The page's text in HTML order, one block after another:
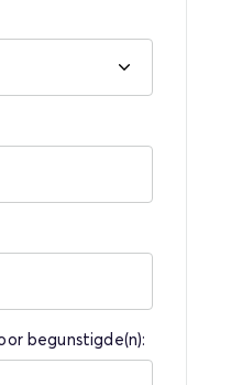
begunstigde(n):